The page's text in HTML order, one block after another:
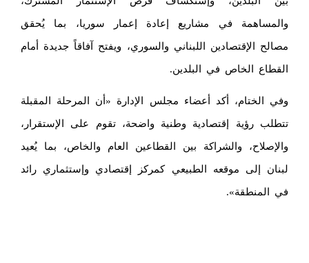
والمساهمة في مشاريع إعادة إعمار سوريا، بما يُحقق
مصالح الإقتصادين اللبناني والسوري، ويفتح آفاقاً جديدة أمام
القطاع الخاص في البلدين.
وفي الختام، أكد أعضاء مجلس الإدارة «أن المرحلة المقبلة
تتطلب رؤية إقتصادية وطنية واضحة، تقوم على الإستقرار،
والإصلاح، والشراكة بين القطاعين العام والخاص، بما يُعيد
لبنان إلى موقعه الطبيعي كمركز إقتصادي وإستثماري رائد
في المنطقة».